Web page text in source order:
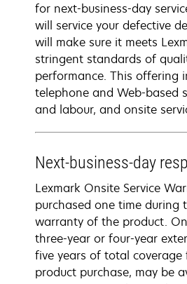
for next-business-day
will service your defective
will make sure it meets
stringent standards of
performance. This offering
telephone and Web-based
and labour, and onsite
Next-business-day
Lexmark Onsite Service
purchased one time during
warranty of the product.
three-year or four-year
five years of total
product purchase, may be